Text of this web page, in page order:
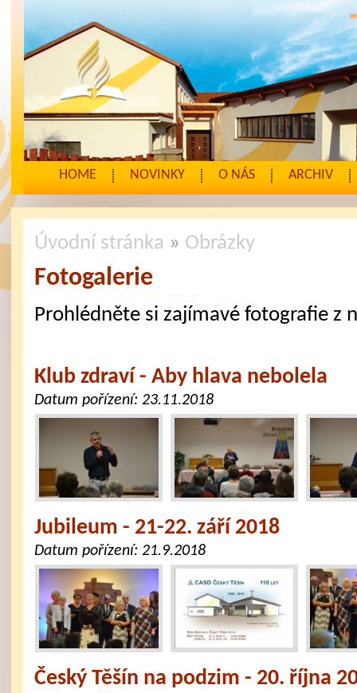
HOME NOVINKY O NÁS ARCHIV
Úvodní stránka » Obrázky
Fotogalerie
Prohlédněte si zajímavé fotografie z
Klub zdraví - Aby hlava nebolela
Datum pořízení:23.11.2018
Jubileum - 21-22. září 2018
Datum pořízení:21.9.2018
Český Těšín na podzim - 20. října